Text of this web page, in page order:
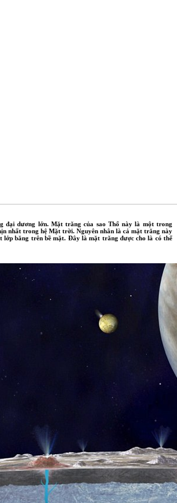
đại dương lớn. Mặt trăng của sao Thổ này là một trong
nhất trong hệ Mặt trời. Nguyên nhân là cả mặt trăng này
lớp băng trên bề mặt. Đây là mặt trăng được cho là có thể